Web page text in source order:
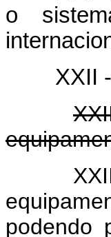
o
XXII -
podendo